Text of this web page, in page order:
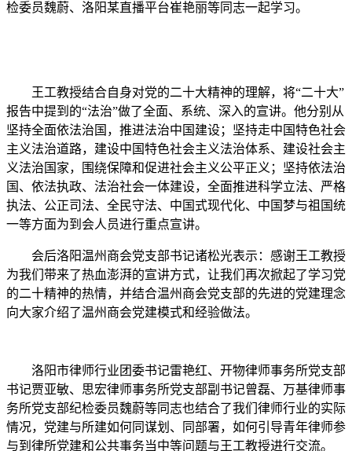
检委员魏蔚、洛阳某直播平台崔艳丽等同志一起学习。
王工教授结合自身对党的二十大精神的理解，将“二十大”
报告中提到的“法治”做了全面、系统、深入的宣讲。他分别从
坚持全面依法治国，推进法治中国建设；坚持走中国特色社会
主义法治道路，建设中国特色社会主义法治体系、建设社会主
义法治国家，围绕保障和促进社会主义公平正义；坚持依法治
国、依法执政、法治社会一体建设，全面推进科学立法、严格
执法、公正司法、全民守法、中国式现代化、中国梦与祖国统
一等方面为到会人员进行重点宣讲。
会后洛阳温州商会党支部书记诸松光表示：感谢王工教授
为我们带来了热血澎湃的宣讲方式，让我们再次掀起了学习党
的二十精神的热情，并结合温州商会党支部的先进的党建理念
向大家介绍了温州商会党建模式和经验做法。
洛阳市律师行业团委书记雷艳红、开物律师事务所党支部
书记贾亚敏、思宏律师事务所党支部副书记曾磊、万基律师事
务所党支部纪检委员魏蔚等同志也结合了我们律师行业的实际
情况，党建与所建如何同谋划、同部署，如何引导青年律师参
与到律所党建和公共事务当中等问题与王工教授进行交流。